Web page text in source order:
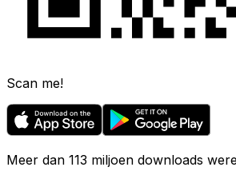
Scan me!
Meer dan 113 miljoen downloads